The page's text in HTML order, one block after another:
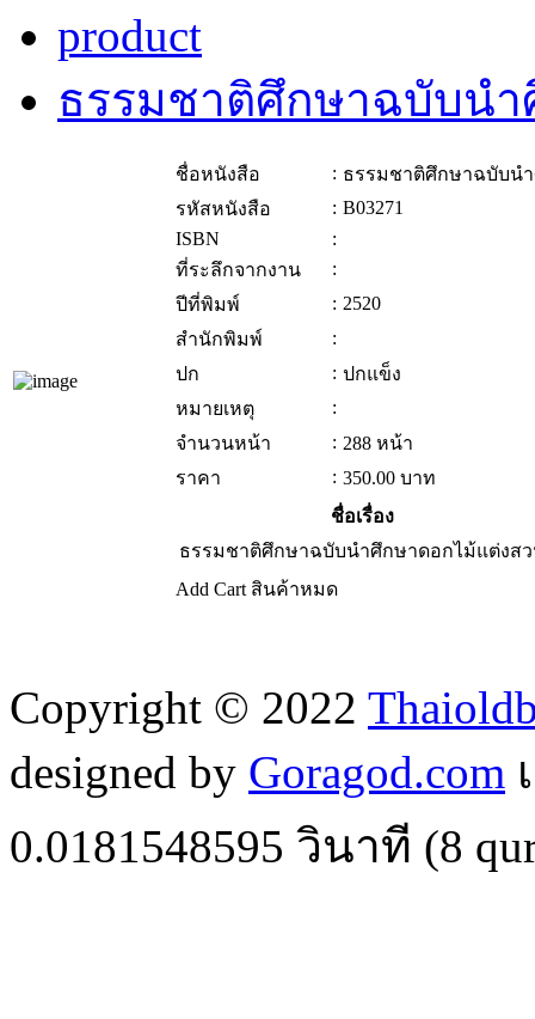
product
ธรรมชาติศึกษาฉบับน
ชื่อหนังสือ : ธรรมชาติศึกษาฉบับน
รหัสหนังสือ
: B03271
ISBN
:
ที่ระลึกจากงาน
:
ปีที่พิมพ์
: 2520
สำนักพิมพ์
:
ปก
: ปกแข็ง
หมายเหตุ
:
จำนวนหน้า
: 288 หน้า
ราคา
: 350.00 บาท
ชื่อเรื่อง
ธรรมชาติศึกษาฉบับนำศึกษาดอกไม้แต่งส
Add Cart สินค้าหมด
Copyright © 2022
designed by Goragod.com
0.0181548595 วินาที (8